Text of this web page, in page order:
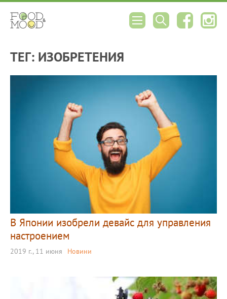
ТЕГ: ИЗОБРЕТЕНИЯ
В Японии изобрели девайс для управления
настроением
2019 г., 11 июня Новини